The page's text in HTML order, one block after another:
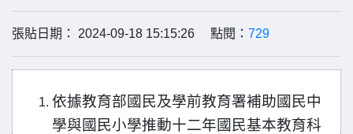
張貼日期： 2024-09-18 15:15:26 點閱： 729
依據教育部國民及學前教育署補助國民中
學與國民小學推動十二年國民基本教育科